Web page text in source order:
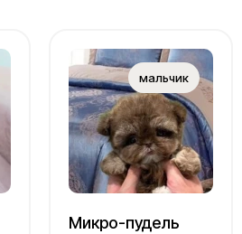
Микро-пудель